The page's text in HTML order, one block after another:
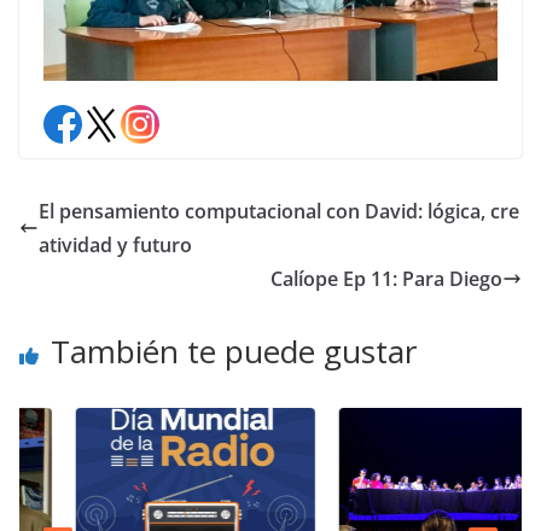
El pensamiento computacional con David: lógica, cre
atividad y futuro
Calíope Ep 11: Para Diego
También te puede gustar